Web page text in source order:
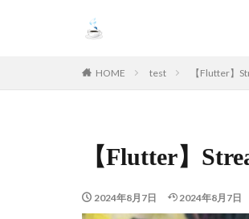
HOME test 【Flutter】
【Flutter】
2024年8月7日 2024年8月7日